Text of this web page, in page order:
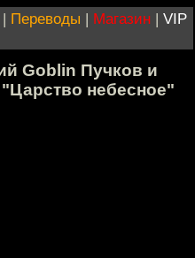
| Переводы | Магазин | VIP
Goblin Пучков и
небесное"